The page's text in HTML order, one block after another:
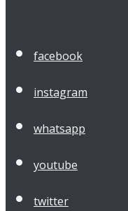
facebook
instagram
whatsapp
youtube
twitter